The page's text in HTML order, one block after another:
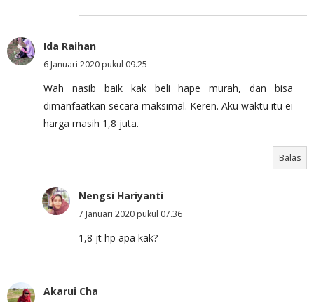
Ida Raihan
6 Januari 2020 pukul 09.25
Wah nasib baik kak beli hape murah, dan bisa
dimanfaatkan secara maksimal. Keren. Aku waktu itu ei
harga masih 1,8 juta.
Balas
Nengsi Hariyanti
7 Januari 2020 pukul 07.36
1,8 jt hp apa kak?
Akarui Cha